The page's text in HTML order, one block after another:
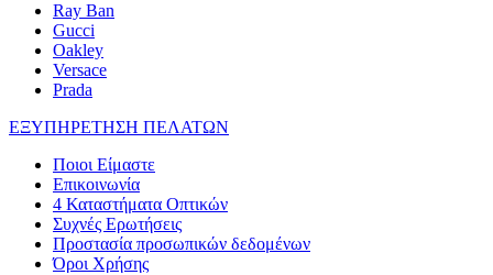
Ray Ban
Gucci
Oakley
Versace
Prada
ΕΞΥΠΗΡΕΤΗΣΗ ΠΕΛΑΤΩΝ
Ποιοι Είμαστε
Επικοινωνία
4 Καταστήματα Οπτικών
Συχνές Ερωτήσεις
Προστασία προσωπικών δεδομένων
Όροι Χρήσης